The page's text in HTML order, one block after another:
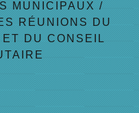
MUNICIPAUX /
RÉUNIONS DU
DU CONSEIL